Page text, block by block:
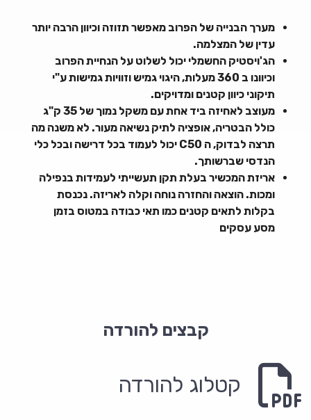
מערך הבנייה של הפרוב מאפשר תזוזה וכיוון הרבה יותר
עדין של המצלמה.
הג'ויסטיק החשמלי יכול לשלוט על הנחיית הפרוב
וכיוונו ב 360 מעלות, היגוי גמיש וזוויות גמישות ע"י
תיקוני כיוון קטנים ומדויקים.
מעוצב לאחיזה ביד אחת עם משקל נמוך של 35 ק"ג
כולל הבטריה, אופציה לתיק נשיאה מעור. לא משנה מה
תרצה לבדוק, ה C50 יכול לעמוד בכל דרישה ובכל כלי
הנדסי שברשותך.
אריזת המכשיר בעלת תקן תעשייתי לעמידות בנפילה
ומכות. הוצאה והחזרה נוחה וקלה לאריזה. נכנסת
בקלות לתאים קטנים כמו תאי כבודה במטוס בזמן
מסע עסקים
קבצים להורדה
קטלוג להורדה